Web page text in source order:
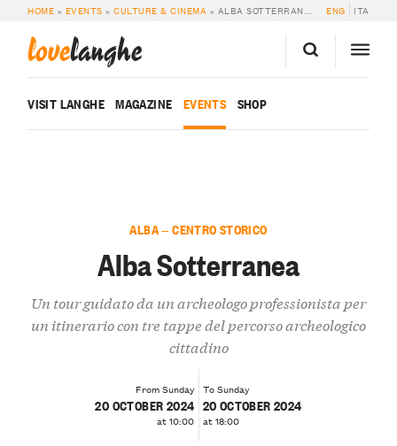
HOME » EVENTS »CULTURE & CINEMA » ALBA SOTTERRANEA ENG ITA
lovelanghe
VISIT LANGHE MAGAZINE EVENTS SHOP
ALBA — CENTRO STORICO
Alba Sotterranea
Un tour guidato da un archeologo professionista per
un itinerario con tre tappe del percorso archeologico
cittadino
From Sunday
20 OCTOBER 2024
at 10:00
To Sunday
20 OCTOBER 2024
at 18:00